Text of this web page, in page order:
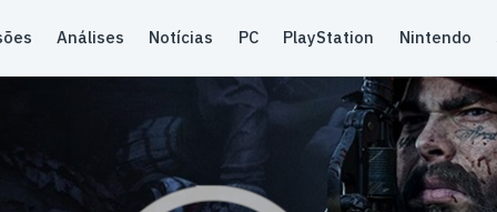
Análises Notícias PC PlayStation Nintendo